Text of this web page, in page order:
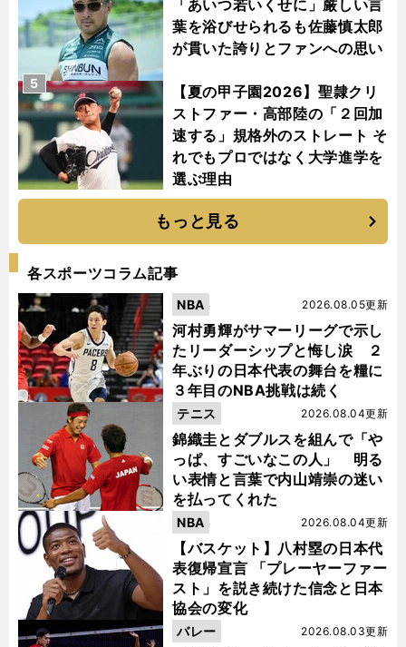
「あいつ若いくせに」厳しい言
葉を浴びせられるも佐藤慎太郎
が貫いた誇りとファンへの思い
【夏の甲子園2026】聖隷クリ
ストファー・高部陸の「２回加
速する」規格外のストレート そ
れでもプロではなく大学進学を
選ぶ理由
5
もっと見る
各スポーツコラム記事
河村勇輝がサマーリーグで示し
たリーダーシップと悔し涙 ２
年ぶりの日本代表の舞台を糧に
３年目のNBA挑戦は続く
2026.08.05更新
NBA
錦織圭とダブルスを組んで「や
っぱ、すごいなこの人」 明る
い表情と言葉で内山靖崇の迷い
を払ってくれた
2026.08.04更新
テニス
【バスケット】八村塁の日本代
表復帰宣言 「プレーヤーファー
スト」を説き続けた信念と日本
協会の変化
2026.08.04更新
NBA
2026.08.03更新
バレー